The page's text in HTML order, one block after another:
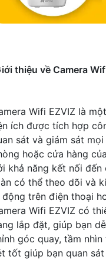
thiệu về Camera
Wifi EZVIZ là
ích được tích hợp
sát và giám sát
hoặc cửa hàng
khả năng kết nối
có thể theo dõi và
trên điện thoại
Wifi EZVIZ có
lắp đặt, giúp bạn
góc quay, tầm
tốt giúp bạn quan